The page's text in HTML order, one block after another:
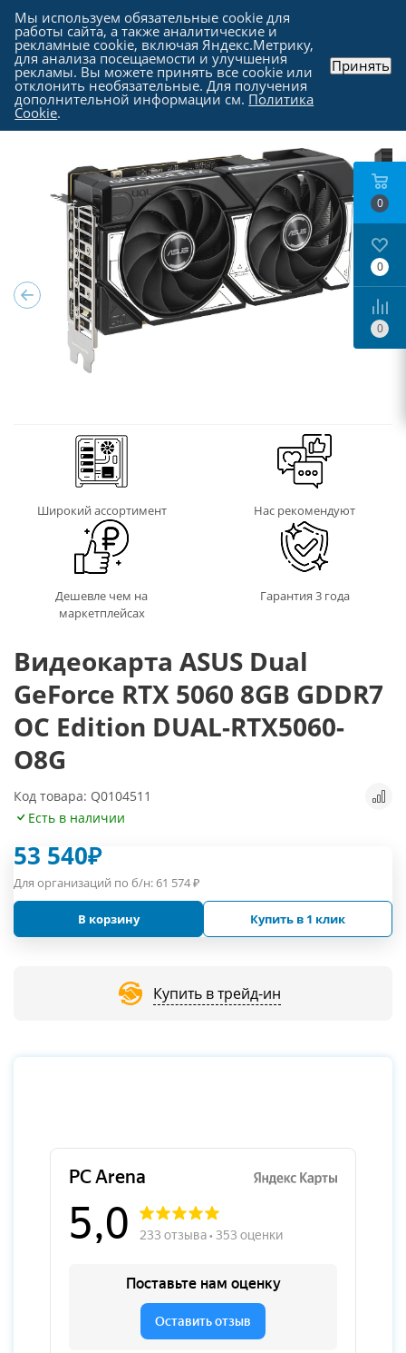
Каталог - Комплектующие для компьютера
Видеокарты
Широкий ассортимент Нас рекомендуют
Дешевле чем на
маркетплейсах
Гарантия 3 года
Видеокарта ASUS Dual
GeForce RTX 5060 8GB GDDR7
OC Edition DUAL-RTX5060-
O8G
Код товара: Q0104511
Есть в наличии
53 540₽
Для организаций по б/н:61 574₽
В корзину Купить в 1 клик
Купить в трейд-ин
0
0
0
Мы используем обязательные cookie для
работы сайта, а также аналитические и
рекламные cookie, включая Яндекс.Метрику,
для анализа посещаемости и улучшения
рекламы. Вы можете принять все cookie или
отклонить необязательные. Для получения
дополнительной информации см. Политика
Cookie.
Принять